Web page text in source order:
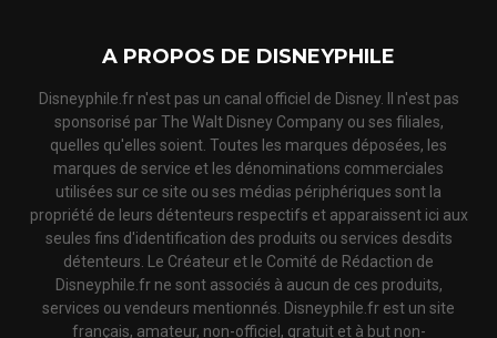
A PROPOS DE DISNEYPHILE
Disneyphile.fr n'est pas un canal officiel de Disney. Il n'est pas
sponsorisé par The Walt Disney Company ou ses filiales,
quelles qu'elles soient. Toutes les marques déposées, les
marques de service et les dénominations commerciales
utilisées sur ce site ou ses médias périphériques sont la
propriété de leurs détenteurs respectifs et apparaissent ici aux
seules fins d'identification des produits ou services desdits
détenteurs. Le Créateur et le Comité de Rédaction de
Disneyphile.fr ne sont associés à aucun de ces produits,
services ou vendeurs mentionnés. Disneyphile.fr est un site
français, amateur, non-officiel, gratuit et à but non-